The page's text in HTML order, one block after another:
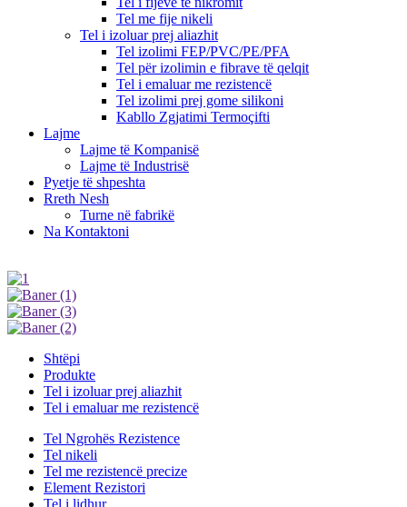
Tel me fije nikeli
Tel i izoluar prej aliazhit
Tel izolimi FEP/PVC/PE/PFA
Tel për izolimin e fibrave të qelqit
Tel i emaluar me rezistencë
Tel izolimi prej gome silikoni
Kabllo Zgjatimi Termoçifti
Lajme
Lajme të Kompanisë
Lajme të Industrisë
Pyetje të shpeshta
Rreth Nesh
Turne në fabrikë
Na Kontaktoni
Shtëpi
Produkte
Tel i izoluar prej aliazhit
Tel i emaluar me rezistencë
Tel Ngrohës Rezistence
Tel nikeli
Tel me rezistencë precize
Element Rezistori
Tel i lidhur